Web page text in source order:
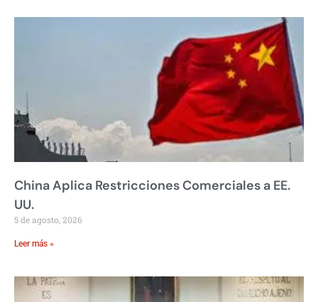
China Aplica Restricciones Comerciales a EE.
UU.
5 de agosto, 2026
Leer más »